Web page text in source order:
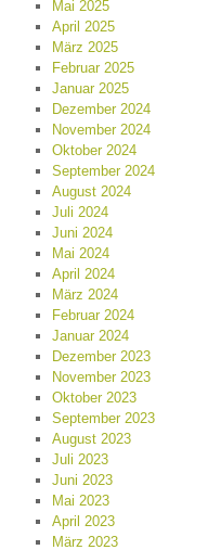
Mai 2025
April 2025
März 2025
Februar 2025
Januar 2025
Dezember 2024
November 2024
Oktober 2024
September 2024
August 2024
Juli 2024
Juni 2024
Mai 2024
April 2024
März 2024
Februar 2024
Januar 2024
Dezember 2023
November 2023
Oktober 2023
September 2023
August 2023
Juli 2023
Juni 2023
Mai 2023
April 2023
März 2023